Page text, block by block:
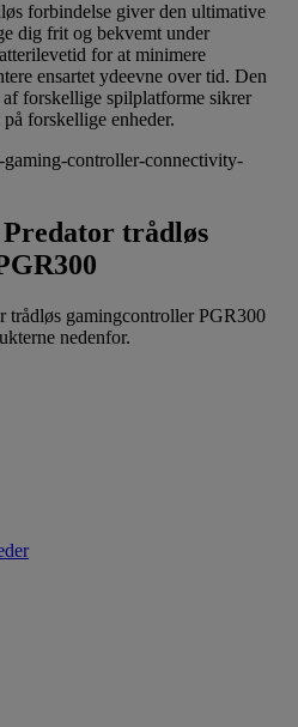
forbindelse giver den ultimative
dig frit og bekvemt under
for at minimere
ensartet ydeevne over tid. Den
forskellige spilplatforme sikrer
forskellige enheder.
trådløs
trådløs gamingcontroller PGR300
nedenfor.